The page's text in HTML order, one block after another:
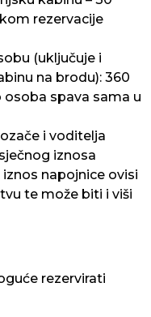
rezervacije
(uključuje i
na brodu): 360
osoba spava sama u
i voditelja
iznosa
iznos napojnice ovisi
te može biti i viši
rezervirati